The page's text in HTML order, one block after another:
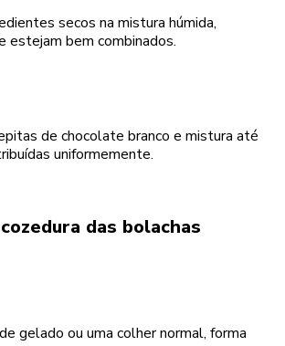
secos na mistura húmida,
estejam bem combinados.
de chocolate branco e mistura até
uniformemente.
das bolachas
gelado ou uma colher normal, forma